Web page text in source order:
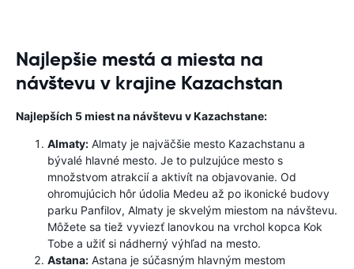
Najlepšie mestá a miesta na
návštevu v krajine Kazachstan
Najlepších 5 miest na návštevu v Kazachstane:
Almaty: Almaty je najväčšie mesto Kazachstanu a
bývalé hlavné mesto. Je to pulzujúce mesto s
množstvom atrakcií a aktivít na objavovanie. Od
ohromujúcich hôr údolia Medeu až po ikonické budovy
parku Panfilov, Almaty je skvelým miestom na návštevu.
Môžete sa tiež vyviezť lanovkou na vrchol kopca Kok
Tobe a užiť si nádherný výhľad na mesto.
Astana: Astana je súčasným hlavným mestom